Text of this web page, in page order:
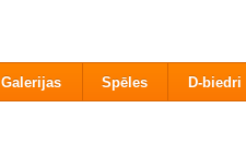
Galerijas Spēles D-biedri